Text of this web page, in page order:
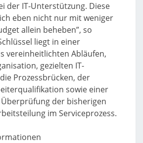
der IT-Unterstützung. Diese
eben nicht nur mit weniger
allein beheben”, so
liegt in einer
vereinheitlichten Abläufen,
gezielten IT-
Prozessbrücken, der
sowie einer
der bisherigen
im Serviceprozess.